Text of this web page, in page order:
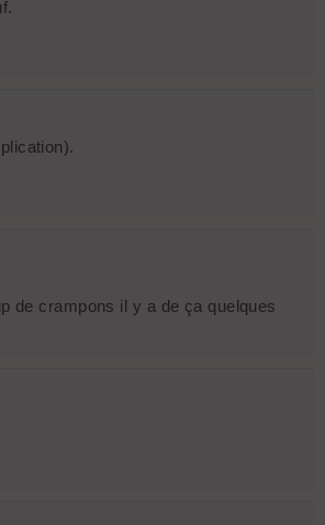
de crampons il y a de ça quelques